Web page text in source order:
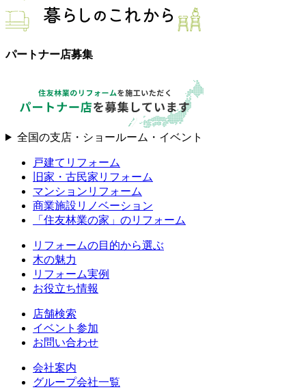
パートナー店募集
全国の支店・ショールーム・イベント
戸建てリフォーム
旧家・古民家リフォーム
マンションリフォーム
商業施設リノベーション
「住友林業の家」のリフォーム
リフォームの目的から選ぶ
木の魅力
リフォーム実例
お役立ち情報
店舗検索
イベント参加
お問い合わせ
会社案内
グループ会社一覧